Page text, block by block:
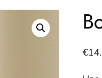
€